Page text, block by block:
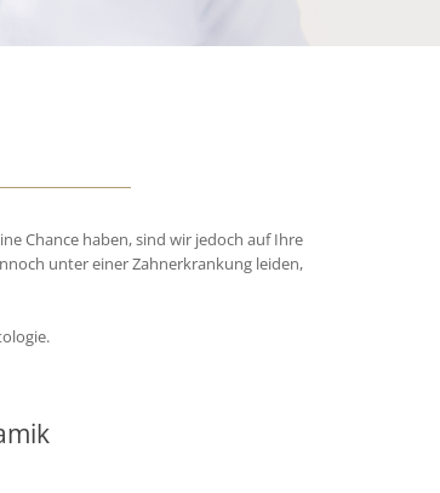
Chance haben, sind wir jedoch auf Ihre
unter einer Zahnerkrankung leiden,